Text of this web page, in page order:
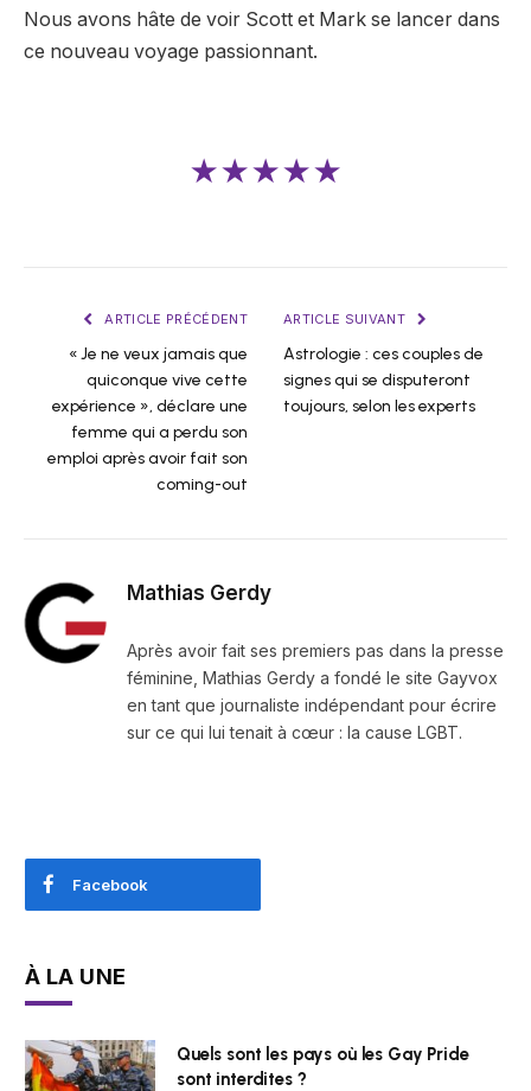
Nous avons hâte de voir Scott et Mark se lancer dans
ce nouveau voyage passionnant.
★★★★★
ARTICLE PRÉCÉDENT
« Je ne veux jamais que
quiconque vive cette
expérience », déclare une
femme qui a perdu son
emploi après avoir fait son
coming-out
ARTICLE SUIVANT
Astrologie : ces couples de
signes qui se disputeront
toujours, selon les experts
Mathias Gerdy
Après avoir fait ses premiers pas dans la presse
féminine, Mathias Gerdy a fondé le site Gayvox
en tant que journaliste indépendant pour écrire
sur ce qui lui tenait à cœur : la cause LGBT.
Facebook
À LA UNE
Quels sont les pays où les Gay Pride
sont interdites ?